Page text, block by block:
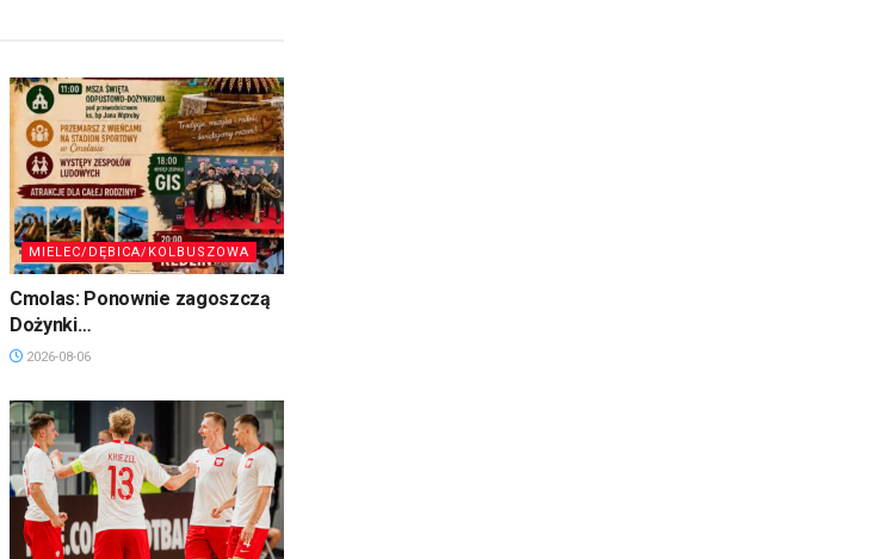
MIELEC/DĘBICA/KOLBUSZOWA
Cmolas: Ponownie zagoszczą
Dożynki…
2026-08-06